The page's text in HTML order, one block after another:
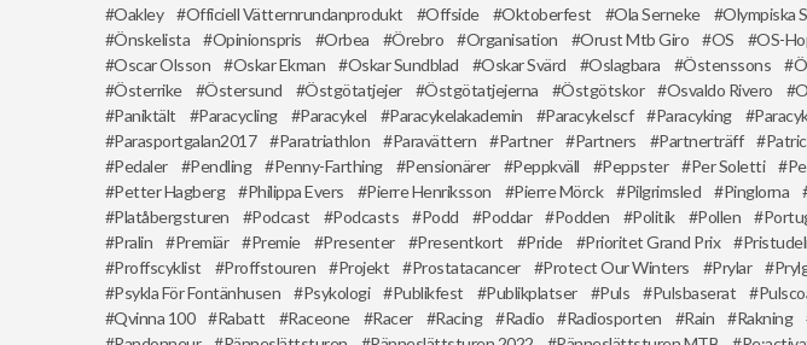
Oakley
Officiell Vätternrundanprodukt Offside Oktoberfest Ola Serneke Olympiska
Önskelista
Opinionspris Orbea Örebro Organisation Orust Mtb Giro OS OS-
Oscar Olsson
Oskar Ekman Oskar Sundblad Oskar Svärd Oslagbara Östenssons
Österrike
Östersund Östgötatjejer Östgötatjejerna Östgötskor Osvaldo Rivero
Paniktält
Paracycling Paracykel Paracykelakademin Paracykelscf Paracyking
Parasportgalan2017
Paratriathlon Paravättern Partner Partners Partnerträff
Pedaler
Pendling Penny-Farthing Pensionärer Peppkväll Peppster Per Soletti
Petter Hagberg
Philippa Evers Pierre Henriksson Pierre Mörck Pilgrimsled Pinglorna
Platåbergsturen
Podcast Podcasts Podd Poddar Podden Politik Pollen
Pralin
Premiär Premie Presenter Presentkort Pride Prioritet Grand Prix
Proffscyklist
Proffstouren Projekt Prostatacancer Protect Our Winters Prylar
Psykla För Fontänhusen
Psykologi Publikfest Publikplatser Puls Pulsbaserat
Qvinna 100
Rabatt Raceone Racer Racing Radio Radiosporten Rain Rakning